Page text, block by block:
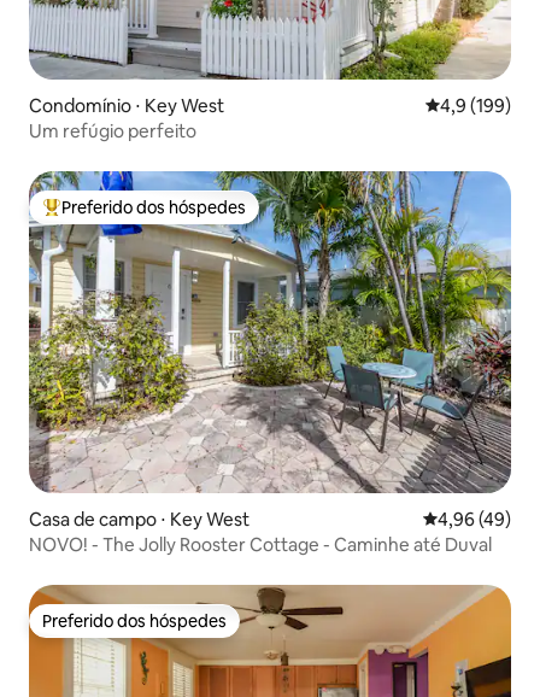
Condomínio ⋅ Key West 4,9 de uma
4,9 (199)
Um refúgio perfeito
Entre os melhores preferidos dos hóspedes
Preferido dos hóspedes
Casa de campo ⋅ Key West 4,96 de uma
4,96 (49)
NOVO! - The Jolly Rooster Cottage - Caminhe até Duval
Preferido dos hóspedes
Preferido dos hóspedes